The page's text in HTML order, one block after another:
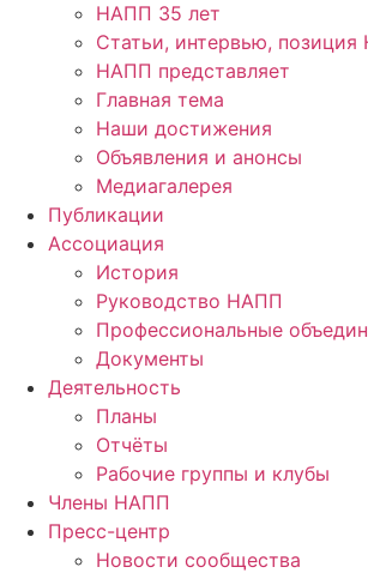
НАПП 35 лет
Статьи, интервью,
НАПП представляет
Главная тема
Наши достижения
Объявления и анонсы
Медиагалерея
Публикации
Ассоциация
История
Руководство НАПП
Профессиональные
Документы
Деятельность
Планы
Отчёты
Рабочие группы и клубы
Члены НАПП
Пресс-центр
Новости сообщества